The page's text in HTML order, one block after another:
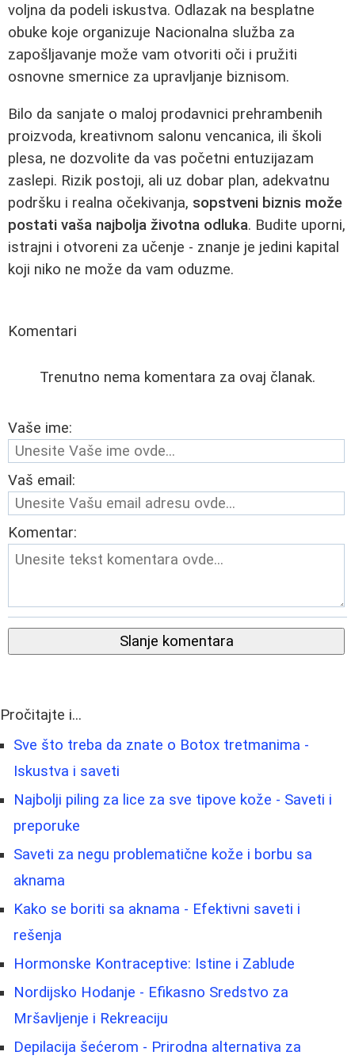
voljna da podeli iskustva. Odlazak na besplatne
obuke koje organizuje Nacionalna služba za
zapošljavanje može vam otvoriti oči i pružiti
osnovne smernice za upravljanje biznisom.
Bilo da sanjate o maloj prodavnici prehrambenih
proizvoda, kreativnom salonu vencanica, ili školi
plesa, ne dozvolite da vas početni entuzijazam
zaslepi. Rizik postoji, ali uz dobar plan, adekvatnu
podršku i realna očekivanja, sopstveni biznis može
postati vaša najbolja životna odluka. Budite uporni,
istrajni i otvoreni za učenje - znanje je jedini kapital
koji niko ne može da vam oduzme.
Komentari
Trenutno nema komentara za ovaj članak.
Vaše ime:
Vaš email:
Komentar:
Slanje komentara
Pročitajte i...
Sve što treba da znate o Botox tretmanima -
Iskustva i saveti
Najbolji piling za lice za sve tipove kože - Saveti i
preporuke
Saveti za negu problematične kože i borbu sa
aknama
Kako se boriti sa aknama - Efektivni saveti i
rešenja
Hormonske Kontraceptive: Istine i Zablude
Nordijsko Hodanje - Efikasno Sredstvo za
Mršavljenje i Rekreaciju
Depilacija šećerom - Prirodna alternativa za